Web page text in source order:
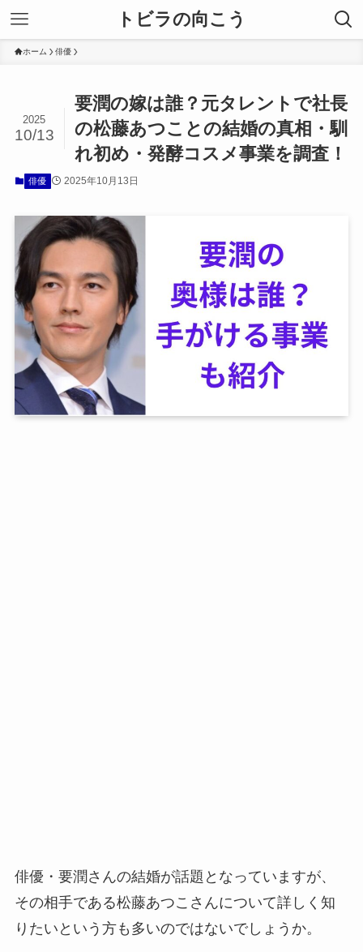
トビラの向こう
ホーム 俳優
要潤の嫁は誰？元タレントで社長
の松藤あつことの結婚の真相・馴
れ初め・発酵コスメ事業を調査！
2025
10/13
俳優 2025年10月13日
俳優・要潤さんの結婚が話題となっていますが、
その相手である松藤あつこさんについて詳しく知
りたいという方も多いのではないでしょうか。